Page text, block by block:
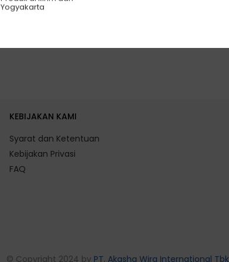
KEBIJAKAN KAMI
Syarat dan Ketentuan
Kebijakan Privasi
FAQ
© Copyright 2024 by PT. Akasha Wira International Tbk
Yogyakarta